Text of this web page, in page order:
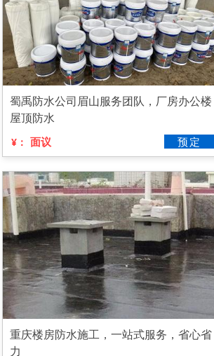
蜀禹防水公司眉山服务团队，厂房办公楼
屋顶防水
¥： 面议 预定
重庆楼房防水施工，一站式服务，省心省
力